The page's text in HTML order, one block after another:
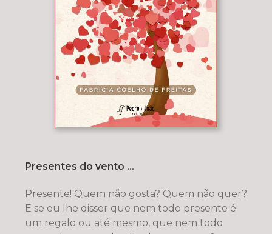
Presentes do vento ...
Presente! Quem não gosta? Quem não quer?
E se eu lhe disser que nem todo presente é
um regalo ou até mesmo, que nem todo